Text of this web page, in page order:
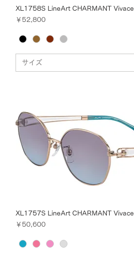
XL1758S LineArt CHARMANT Vivace
価格
￥52,800
XL1757S LineArt CHARMANT Vivace
価格
￥50,600